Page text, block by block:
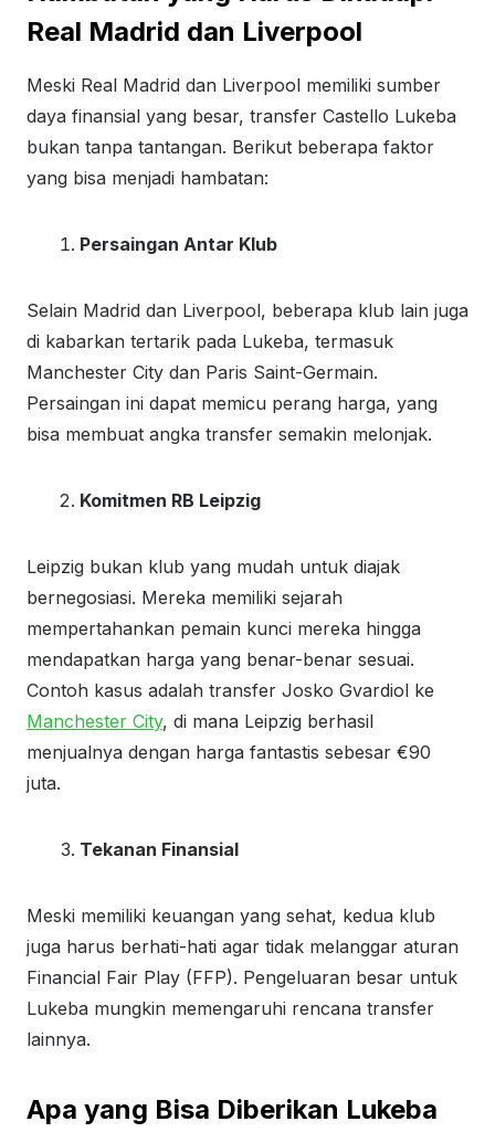
Real Madrid dan Liverpool
Meski Real Madrid dan Liverpool memiliki sumber
daya finansial yang besar, transfer Castello Lukeba
bukan tanpa tantangan. Berikut beberapa faktor
yang bisa menjadi hambatan:
Persaingan Antar Klub
Selain Madrid dan Liverpool, beberapa klub lain juga
di kabarkan tertarik pada Lukeba, termasuk
Manchester City dan Paris Saint-Germain.
Persaingan ini dapat memicu perang harga, yang
bisa membuat angka transfer semakin melonjak.
Komitmen RB Leipzig
Leipzig bukan klub yang mudah untuk diajak
bernegosiasi. Mereka memiliki sejarah
mempertahankan pemain kunci mereka hingga
mendapatkan harga yang benar-benar sesuai.
Contoh kasus adalah transfer Josko Gvardiol ke
Manchester City, di mana Leipzig berhasil
menjualnya dengan harga fantastis sebesar €90
juta.
Tekanan Finansial
Meski memiliki keuangan yang sehat, kedua klub
juga harus berhati-hati agar tidak melanggar aturan
Financial Fair Play (FFP). Pengeluaran besar untuk
Lukeba mungkin memengaruhi rencana transfer
lainnya.
Apa yang Bisa Diberikan Lukeba